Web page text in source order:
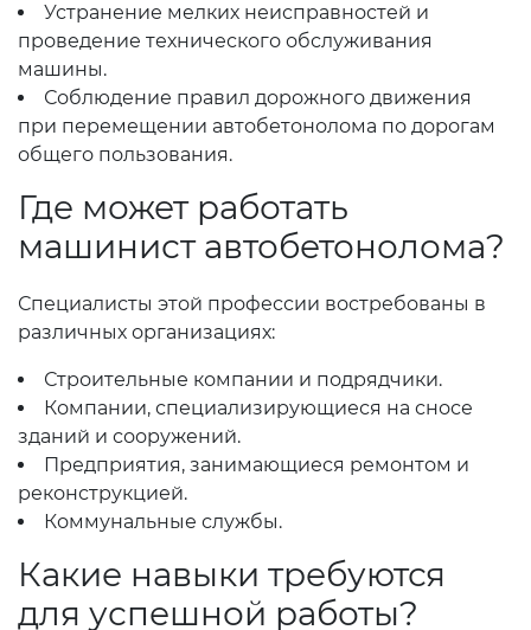
Устранение мелких неисправностей и
проведение технического обслуживания
машины.
Соблюдение правил дорожного движения
при перемещении автобетонолома по дорогам
общего пользования.
Где может работать
машинист автобетонолома?
Специалисты этой профессии востребованы в
различных организациях:
Строительные компании и подрядчики.
Компании, специализирующиеся на сносе
зданий и сооружений.
Предприятия, занимающиеся ремонтом и
реконструкцией.
Коммунальные службы.
Какие навыки требуются
для успешной работы?